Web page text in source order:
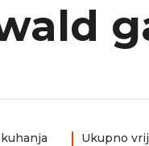
Ukupno